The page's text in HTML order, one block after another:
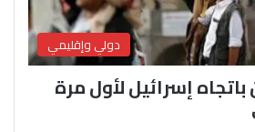
دولي وإقليمي
إسرائيل لأول مرة